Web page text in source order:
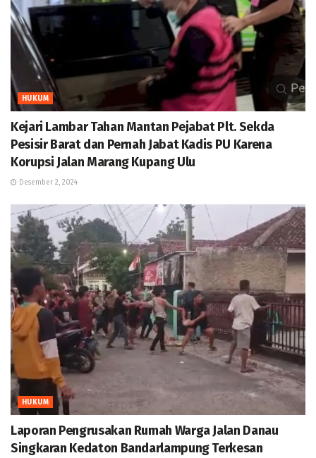
HUKUM
Kejari Lambar Tahan Mantan Pejabat Plt. Sekda
Pesisir Barat dan Pernah Jabat Kadis PU Karena
Korupsi Jalan Marang Kupang Ulu
Desember 2, 2024
HUKUM
Laporan Pengrusakan Rumah Warga Jalan Danau
Singkaran Kedaton Bandarlampung Terkesan